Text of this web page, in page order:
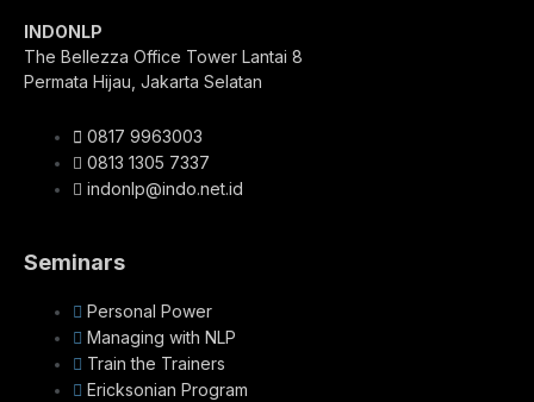
INDONLP
The Bellezza Office Tower Lantai 8
Permata Hijau, Jakarta Selatan
0817 9963003
0813 1305 7337
indonlp@indo.net.id
Seminars
Personal Power
Managing with NLP
Train the Trainers
Ericksonian Program